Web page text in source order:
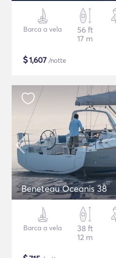
Barca a vela
56 ft
17 m
$1,607 /notte
Beneteau Oceanis 38
Barca a vela
38 ft
12 m